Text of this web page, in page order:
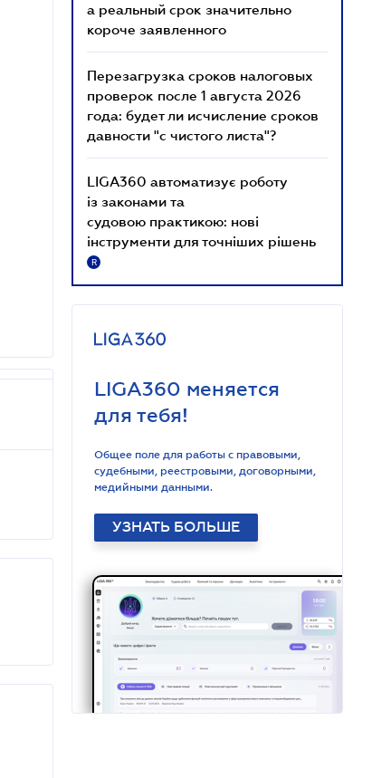
а реальный срок значительно
короче заявленного
Перезагрузка сроков налоговых
проверок после 1 августа 2026
года: будет ли исчисление сроков
давности "с чистого листа"?
LIGA360 автоматизує роботу
із законами та
судовою практикою: нові
інструменти для точніших рішень
R
LIGA360 меняется
для тебя!
Общее поле для работы с правовыми,
судебными, реестровыми, договорными,
медийными данными.
УЗНАТЬ БОЛЬШЕ